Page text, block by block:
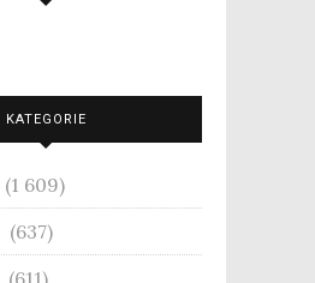
KATEGORIE
(1 609)
(637)